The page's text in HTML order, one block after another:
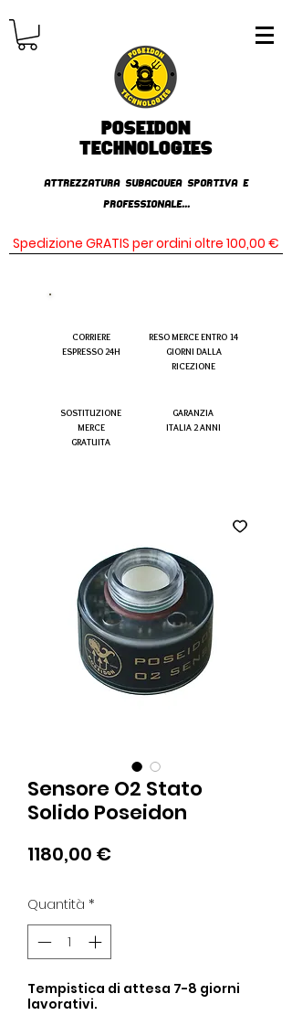
Poseidon
TECHNOLOGIES
AttrezzaturA subacqueA SPORTIVA E
PROFESSIONALE...
Spedizione GRATIS per ordini oltre 100,00 €
CORRIERE
ESPRESSO 24H
SOSTITUZIONE
MERCE
GRATUITA
RESO MERCE ENTRO 14
GIORNI DALLA
RICEZIONE
GARANZIA
ITALIA 2 ANNI
Sensore O2 Stato
Solido Poseidon
1180,00 €Prezzo
Quantità *
Tempistica di attesa 7-8 giorni
lavorativi.